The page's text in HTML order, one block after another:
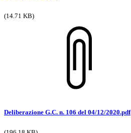
(14.71 KB)
Deliberazione G.C. n. 106 del 04/12/2020.pdf